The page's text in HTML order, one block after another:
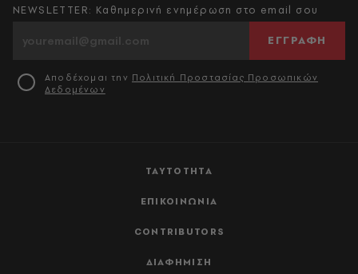
ΤΑΥΤΟΤΗΤΑ
ΕΠΙΚΟΙΝΩΝΙΑ
CONTRIBUTORS
ΔΙΑΦΗΜΙΣΗ
NEWSLETTER: Καθημερινή ενημέρωση στο email σου
ΕΓΓΡΑΦΗ
Αποδέχομαι την Πολιτική Προστασίας Προσωπικών
Δεδομένων